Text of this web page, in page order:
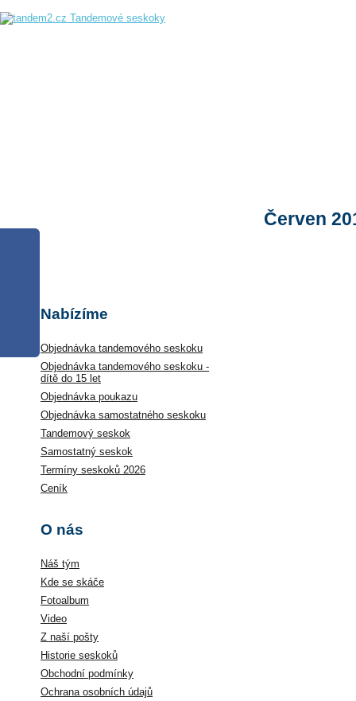
Červen
Nabízíme
Objednávka tandemového seskoku
Objednávka tandemového seskoku -
dítě do 15 let
Objednávka poukazu
Objednávka samostatného seskoku
Tandemový seskok
Samostatný seskok
Termíny seskoků 2026
Ceník
O nás
Náš tým
Kde se skáče
Fotoalbum
Video
Z naší pošty
Historie seskoků
Obchodní podmínky
Ochrana osobních údajů